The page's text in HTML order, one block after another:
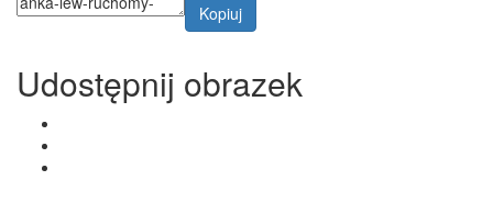
Kopiuj
Udostępnij obrazek